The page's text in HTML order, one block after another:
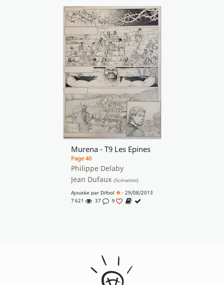
Murena - T9 Les Epines
Page 40
Philippe Delaby
Jean Dufaux (Scénariste)
Ajoutée par Difool
- 29/08/2013
7 621
37 9